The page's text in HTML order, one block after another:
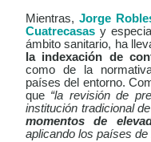
Mientras,Jorge
Cuatrecasas y
ámbito sanitario, ha
la indexación de
como de la
países del entorno.
que “la revisión de
institución tradicional
momentos de
aplicando los países